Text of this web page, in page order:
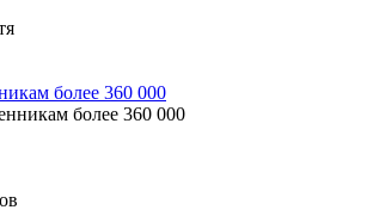
более 360 000